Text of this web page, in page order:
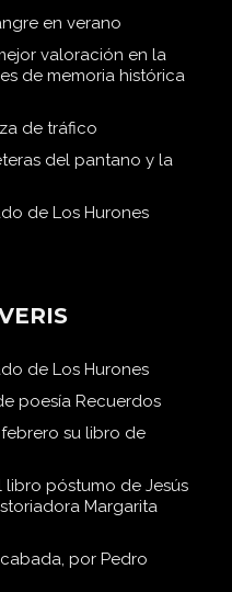
en verano
valoración en la
de memoria histórica
de tráfico
del pantano y la
de Los Hurones
de Los Hurones
poesía Recuerdos
febrero su libro de
libro póstumo de Jesús
Margarita
por Pedro